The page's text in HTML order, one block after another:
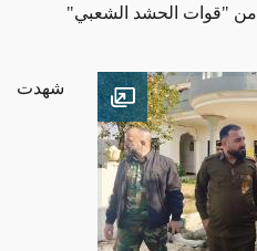
أن "كتائب بابليون" هي اللواء 50 من "قوات الحشد الشعبي"
Open image
شهدت